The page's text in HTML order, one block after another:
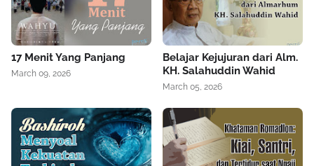
17 Menit Yang Panjang
March 09, 2026
Belajar Kejujuran dari Alm.
KH. Salahuddin Wahid
March 05, 2026